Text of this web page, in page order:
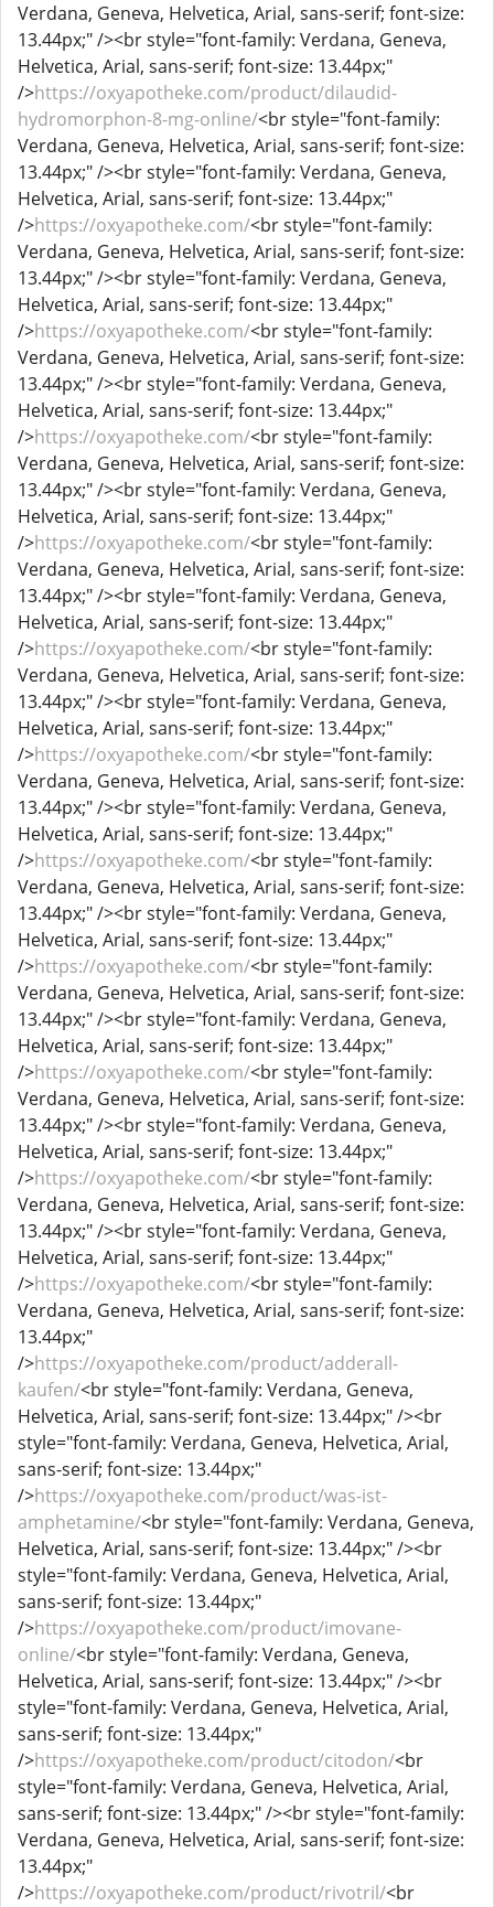
Verdana, Geneva, Helvetica, Arial, sans-serif; font-size:
13.44px;" /><br style="font-family: Verdana, Geneva,
Helvetica, Arial, sans-serif; font-size: 13.44px;"
/>https://oxyapotheke.com/product/dilaudid-
hydromorphon-8-mg-online/<br style="font-family:
Verdana, Geneva, Helvetica, Arial, sans-serif; font-size:
13.44px;" /><br style="font-family: Verdana, Geneva,
Helvetica, Arial, sans-serif; font-size: 13.44px;"
/>https://oxyapotheke.com/<br style="font-family:
Verdana, Geneva, Helvetica, Arial, sans-serif; font-size:
13.44px;" /><br style="font-family: Verdana, Geneva,
Helvetica, Arial, sans-serif; font-size: 13.44px;"
/>https://oxyapotheke.com/<br style="font-family:
Verdana, Geneva, Helvetica, Arial, sans-serif; font-size:
13.44px;" /><br style="font-family: Verdana, Geneva,
Helvetica, Arial, sans-serif; font-size: 13.44px;"
/>https://oxyapotheke.com/<br style="font-family:
Verdana, Geneva, Helvetica, Arial, sans-serif; font-size:
13.44px;" /><br style="font-family: Verdana, Geneva,
Helvetica, Arial, sans-serif; font-size: 13.44px;"
/>https://oxyapotheke.com/<br style="font-family:
Verdana, Geneva, Helvetica, Arial, sans-serif; font-size:
13.44px;" /><br style="font-family: Verdana, Geneva,
Helvetica, Arial, sans-serif; font-size: 13.44px;"
/>https://oxyapotheke.com/<br style="font-family:
Verdana, Geneva, Helvetica, Arial, sans-serif; font-size:
13.44px;" /><br style="font-family: Verdana, Geneva,
Helvetica, Arial, sans-serif; font-size: 13.44px;"
/>https://oxyapotheke.com/<br style="font-family:
Verdana, Geneva, Helvetica, Arial, sans-serif; font-size:
13.44px;" /><br style="font-family: Verdana, Geneva,
Helvetica, Arial, sans-serif; font-size: 13.44px;"
/>https://oxyapotheke.com/<br style="font-family:
Verdana, Geneva, Helvetica, Arial, sans-serif; font-size:
13.44px;" /><br style="font-family: Verdana, Geneva,
Helvetica, Arial, sans-serif; font-size: 13.44px;"
/>https://oxyapotheke.com/<br style="font-family:
Verdana, Geneva, Helvetica, Arial, sans-serif; font-size:
13.44px;" /><br style="font-family: Verdana, Geneva,
Helvetica, Arial, sans-serif; font-size: 13.44px;"
/>https://oxyapotheke.com/<br style="font-family:
Verdana, Geneva, Helvetica, Arial, sans-serif; font-size:
13.44px;" /><br style="font-family: Verdana, Geneva,
Helvetica, Arial, sans-serif; font-size: 13.44px;"
/>https://oxyapotheke.com/<br style="font-family:
Verdana, Geneva, Helvetica, Arial, sans-serif; font-size:
13.44px;" /><br style="font-family: Verdana, Geneva,
Helvetica, Arial, sans-serif; font-size: 13.44px;"
/>https://oxyapotheke.com/<br style="font-family:
Verdana, Geneva, Helvetica, Arial, sans-serif; font-size:
13.44px;"
/>https://oxyapotheke.com/product/adderall-
kaufen/<br style="font-family: Verdana, Geneva,
Helvetica, Arial, sans-serif; font-size: 13.44px;" /><br
style="font-family: Verdana, Geneva, Helvetica, Arial,
sans-serif; font-size: 13.44px;"
/>https://oxyapotheke.com/product/was-ist-
amphetamine/<br style="font-family: Verdana, Geneva,
Helvetica, Arial, sans-serif; font-size: 13.44px;" /><br
style="font-family: Verdana, Geneva, Helvetica, Arial,
sans-serif; font-size: 13.44px;"
/>https://oxyapotheke.com/product/imovane-
online/<br style="font-family: Verdana, Geneva,
Helvetica, Arial, sans-serif; font-size: 13.44px;" /><br
style="font-family: Verdana, Geneva, Helvetica, Arial,
sans-serif; font-size: 13.44px;"
/>https://oxyapotheke.com/product/citodon/<br
style="font-family: Verdana, Geneva, Helvetica, Arial,
sans-serif; font-size: 13.44px;" /><br style="font-family:
Verdana, Geneva, Helvetica, Arial, sans-serif; font-size:
13.44px;"
/>https://oxyapotheke.com/product/rivotril/<br